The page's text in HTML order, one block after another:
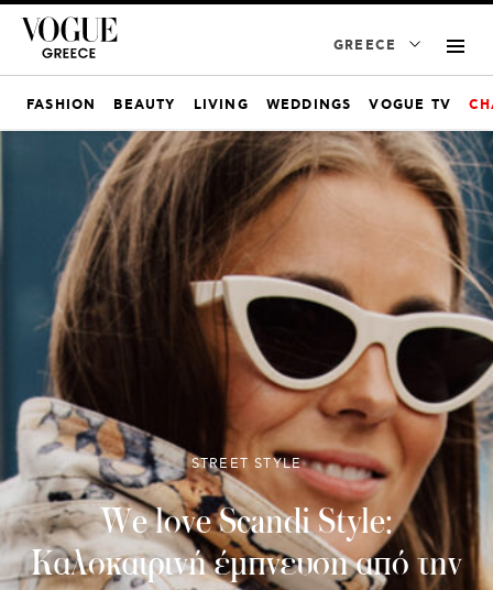
GREECE
FASHION BEAUTY LIVING WEDDINGS VOGUE TV
STREET STYLE
We love Scandi Style:
Καλοκαιρινή έμπνευση από την